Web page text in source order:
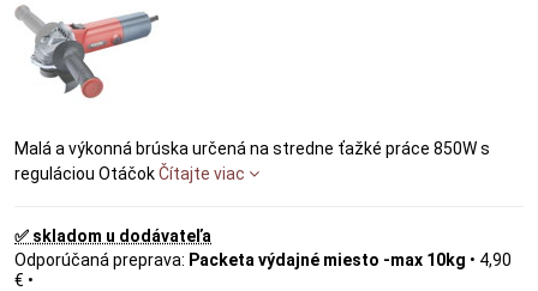
Malá a výkonná brúska určená na stredne ťažké práce 850W s
reguláciou OtáčokČítajte viac
✅ skladom u dodávateľa
Packeta výdajné miesto -max 10kg • 4,90
€ •